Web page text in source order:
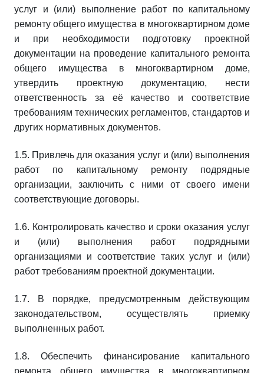
услуг и (или) выполнение работ по капитальному
ремонту общего имущества в многоквартирном доме
и при необходимости подготовку проектной
документации на проведение капитального ремонта
общего имущества в многоквартирном доме,
утвердить проектную документацию, нести
ответственность за её качество и соответствие
требованиям технических регламентов, стандартов и
других нормативных документов.
1.5. Привлечь для оказания услуг и (или) выполнения
работ по капитальному ремонту подрядные
организации, заключить с ними от своего имени
соответствующие договоры.
1.6. Контролировать качество и сроки оказания услуг
и (или) выполнения работ подрядными
организациями и соответствие таких услуг и (или)
работ требованиям проектной документации.
1.7. В порядке, предусмотренным действующим
законодательством, осуществлять приемку
выполненных работ.
1.8. Обеспечить финансирование капитального
ремонта общего имущества в многоквартирном